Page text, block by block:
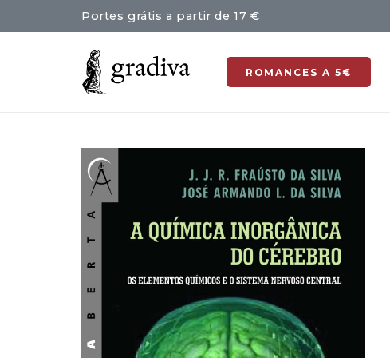
Portes grátis a partir de 17 €
ROMANCES A 5€